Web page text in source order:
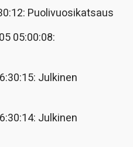
Puolivuosikatsaus
05:00:08:
Julkinen
Julkinen